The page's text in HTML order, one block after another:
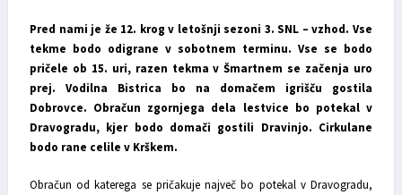
Pred nami je že 12. krog v letošnji sezoni 3. SNL – vzhod. Vse
tekme bodo odigrane v sobotnem terminu. Vse se bodo
pričele ob 15. uri, razen tekma v Šmartnem se začenja uro
prej. Vodilna Bistrica bo na domačem igrišču gostila
Dobrovce. Obračun zgornjega dela lestvice bo potekal v
Dravogradu, kjer bodo domači gostili Dravinjo. Cirkulane
bodo rane celile v Krškem.
Obračun od katerega se pričakuje največ bo potekal v Dravogradu,